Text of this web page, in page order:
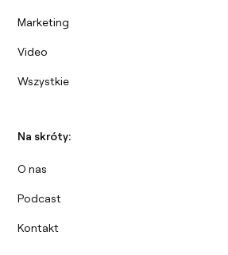
Marketing
Video
Wszystkie
Na skróty:
O nas
Podcast
Kontakt